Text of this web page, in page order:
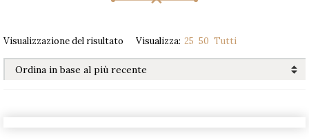
Visualizzazione del risultato Visualizza: 25 50 Tutti